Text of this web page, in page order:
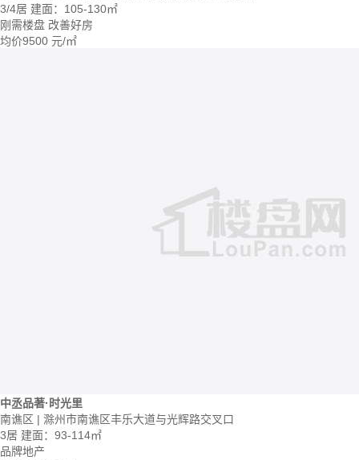
3/4居 建面：105-130㎡
刚需楼盘 改善好房
均价9500 元/㎡
中丞品著·时光里
南谯区 | 滁州市南谯区丰乐大道与光辉路交叉口
3居 建面：93-114㎡
品牌地产